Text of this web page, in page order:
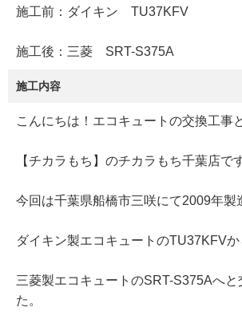
施工前：ダイキン TU37KFV
施工後：三菱 SRT-S375A
施工内容
こんにちは！エコキュートの交換工事
【チカラもち】のチカラもち千葉店で
今回は千葉県船橋市三咲にて2009年製
ダイキン製エコキュートのTU37KFVか
三菱製エコキュートのSRT-S375Aへと
た。